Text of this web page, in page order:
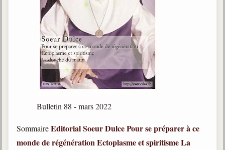
Bulletin 88 - mars 2022
SommaireEditorialSoeur DulcePour se préparer à ce
monde de régénérationEctoplasme et spiritismeLa